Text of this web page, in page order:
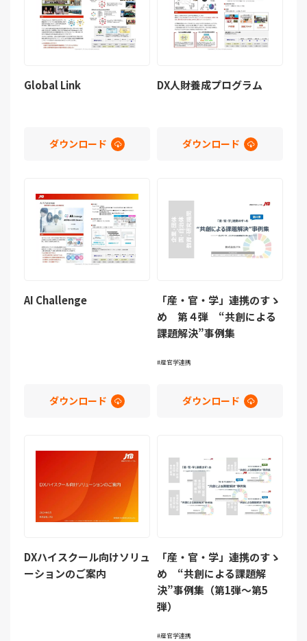
Global Link
ダウンロード
DX人財養成プログラム
ダウンロード
AI Challenge
ダウンロード
「産・官・学」連携のすゝ
め 第４弾 “共創による
課題解決”事例集
産官学連携
ダウンロード
DXハイスクール向けソリュ
ーションのご案内
「産・官・学」連携のすゝ
め “共創による課題解
決”事例集（第1弾～第5
弾）
産官学連携